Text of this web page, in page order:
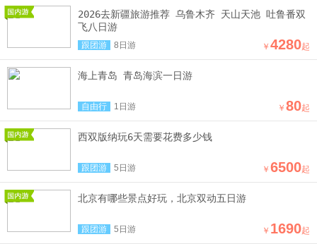
2026去新疆旅游推荐 乌鲁木齐 天山天池 吐鲁番双
飞八日游
跟团游 8日游 ￥ 4280起
海上青岛 青岛海滨一日游
自由行 1日游 ￥ 80起
西双版纳玩6天需要花费多少钱
跟团游 5日游 ￥ 6500起
北京有哪些景点好玩，北京双动五日游
跟团游 5日游 ￥ 1690起